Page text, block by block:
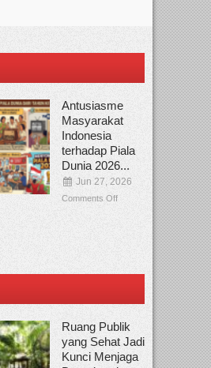
Antusiasme
Masyarakat
Indonesia
terhadap Piala
Dunia 2026...
Jun 27, 2026
Comments Off
Ruang Publik
yang Sehat Jadi
Kunci Menjaga